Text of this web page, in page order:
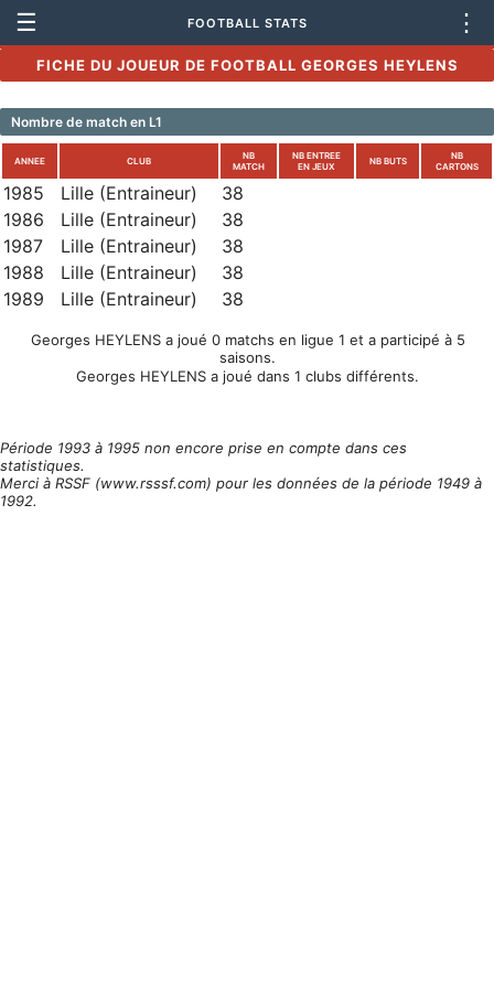
☰ FOOTBALL STATS ⋮
FICHE DU JOUEUR DE FOOTBALL GEORGES HEYLENS
Nombre de match en L1
ANNEE CLUB
NB
MATCH
NB ENTREE
EN JEUX
NB BUTS
NB
CARTONS
1985 Lille (Entraineur)
38
1986
Lille (Entraineur)
38
1987
Lille (Entraineur)
38
1988
Lille (Entraineur)
38
1989
Lille (Entraineur) 38
Georges HEYLENS a joué 0 matchs en ligue 1 et a participé à 5
saisons.
Georges HEYLENS a joué dans 1 clubs différents.
Période 1993 à 1995 non encore prise en compte dans ces
statistiques.
Merci à RSSF (www.rsssf.com) pour les données de la période 1949 à
1992.